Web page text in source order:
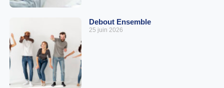
Debout Ensemble
25 juin 2026